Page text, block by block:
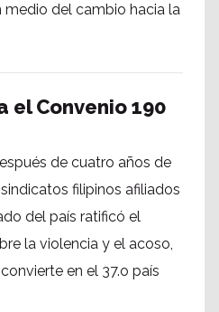
medio del cambio hacia la
el Convenio 190
de cuatro años de
filipinos afiliados
del país ratificó el
la violencia y el acoso,
en el 37.o país